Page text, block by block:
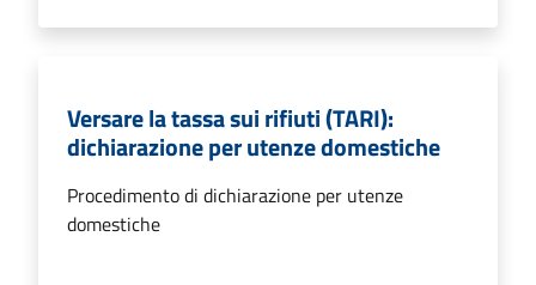
Versare la tassa sui rifiuti (TARI):
dichiarazione per utenze domestiche
Procedimento di dichiarazione per utenze
domestiche